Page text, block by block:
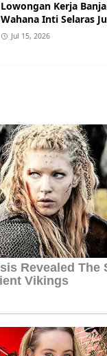
Lowongan Kerja
Wahana Inti Selaras
Jul 15, 2026